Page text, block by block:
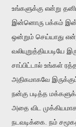
உங்களுக்கு என்று
இன்னொரு பக்கம்
ஒன்றும் செய்யாது
வலியுறுத்தியபடியே
சாப்பிட்டால் உங்கள்
அதிகமாகவே
நன்கு படித்த
அதை விட
நடவடிக்கை. நம்